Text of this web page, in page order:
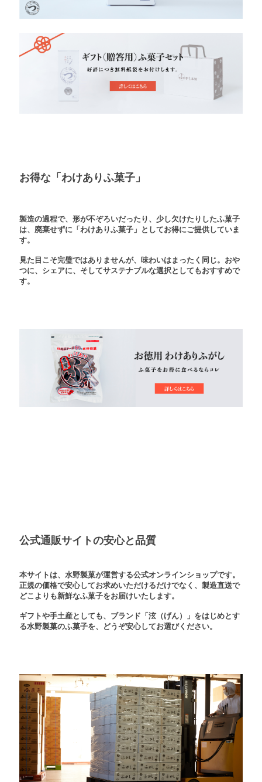
お得な「わけありふ菓子」
製造の過程で、形が不ぞろいだったり、少し欠けたりしたふ菓子
は、廃棄せずに「わけありふ菓子」としてお得にご提供していま
す。
見た目こそ完璧ではありませんが、味わいはまったく同じ。 おや
つに、シェアに、そしてサステナブルな選択としてもおすすめで
す。
公式通販サイトの安心と品質
本サイトは、水野製菓が運営する公式オンラインショップです。
正規の価格で安心してお求めいただけるだけでなく、製造直送で
どこよりも新鮮なふ菓子をお届けいたします。
ギフトや手土産としても、ブランド「泫（げん）」をはじめとす
る水野製菓のふ菓子を、どうぞ安心してお選びください。